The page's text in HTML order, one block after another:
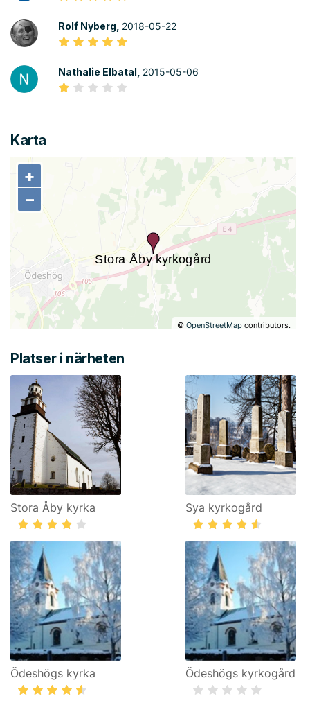
Rolf Nyberg, 2018-05-22
Nathalie Elbatal, 2015-05-06
Karta
+
−
©OpenStreetMap contributors.
+
−
Platser i närheten
Stora Åby kyrka Sya kyrkogård
Ödeshögs kyrka Ödeshögs kyrkogård